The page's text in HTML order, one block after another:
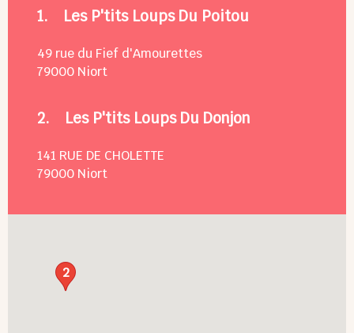
1. Les P'tits Loups Du Poitou
49 rue du Fief d'Amourettes
79000 Niort
2. Les P'tits Loups Du Donjon
141 RUE DE CHOLETTE
79000 Niort
2